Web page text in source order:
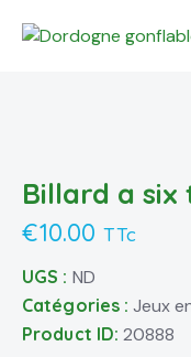
Billard a six
€10.00 TTc
UGS : ND
Catégories :Jeux
Product ID: 20888